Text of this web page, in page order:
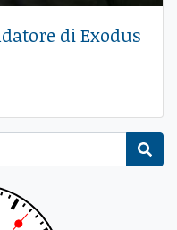
di Exodus